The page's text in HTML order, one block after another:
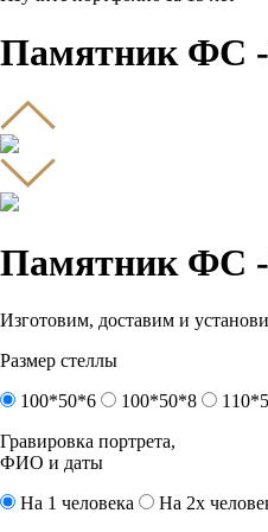
Памятник ФС
Памятник ФС
Изготовим, доставим и
Размер стеллы
100*50*6
100*50*8
Гравировка портрета,
ФИО и даты
На 1 человека
На 2х